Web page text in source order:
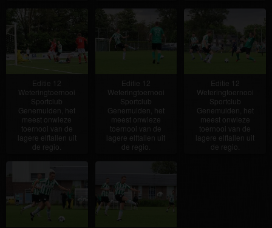
Editie 12
Weteringtoernooi
Sportclub
Genemuiden, het
meest onwieze
toernooi van de
lagere elftallen uit
de regio.
Editie 12
Weteringtoernooi
Sportclub
Genemuiden, het
meest onwieze
toernooi van de
lagere elftallen uit
de regio.
Editie 12
Weteringtoernooi
Sportclub
Genemuiden, het
meest onwieze
toernooi van de
lagere elftallen uit
de regio.